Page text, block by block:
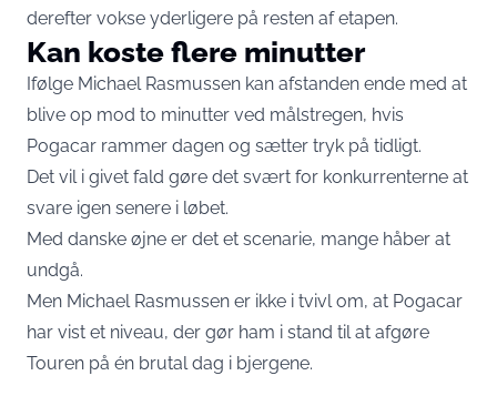
derefter vokse yderligere på resten af etapen.
Kan koste flere minutter
Ifølge Michael Rasmussen kan afstanden ende med at
blive op mod to minutter ved målstregen, hvis
Pogacar rammer dagen og sætter tryk på tidligt.
Det vil i givet fald gøre det svært for konkurrenterne at
svare igen senere i løbet.
Med danske øjne er det et scenarie, mange håber at
undgå.
Men Michael Rasmussen er ikke i tvivl om, at Pogacar
har vist et niveau, der gør ham i stand til at afgøre
Touren på én brutal dag i bjergene.